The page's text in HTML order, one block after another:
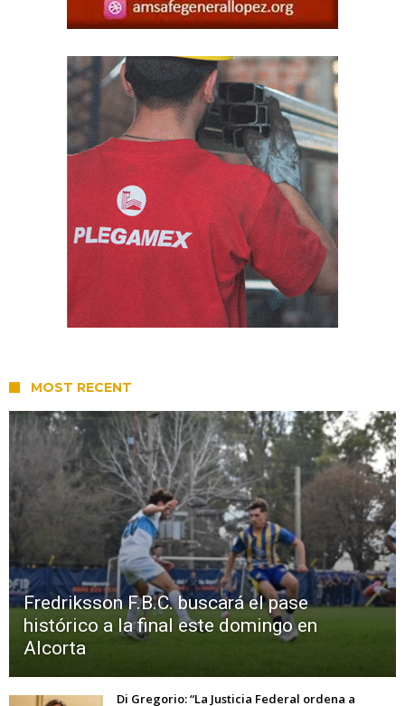
MOST RECENT
Fredriksson F.B.C. buscará el pase
histórico a la final este domingo en
Alcorta
Di Gregorio: “La Justicia Federal ordena a